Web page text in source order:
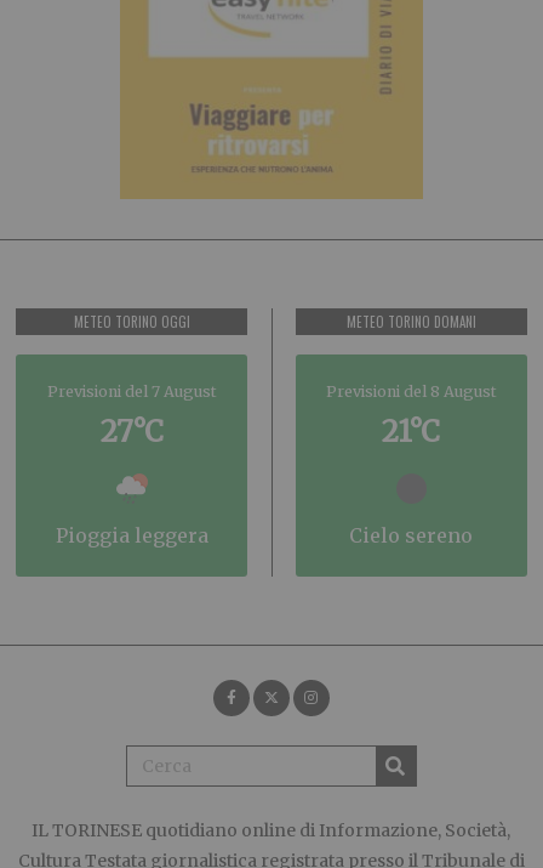
METEO TORINO OGGI
Previsioni del 7 August
27°C
pioggia leggera
METEO TORINO DOMANI
Previsioni del 8 August
21°C
cielo sereno
IL TORINESE quotidiano online di Informazione, Società,
Cultura Testata giornalistica registrata presso il Tribunale di